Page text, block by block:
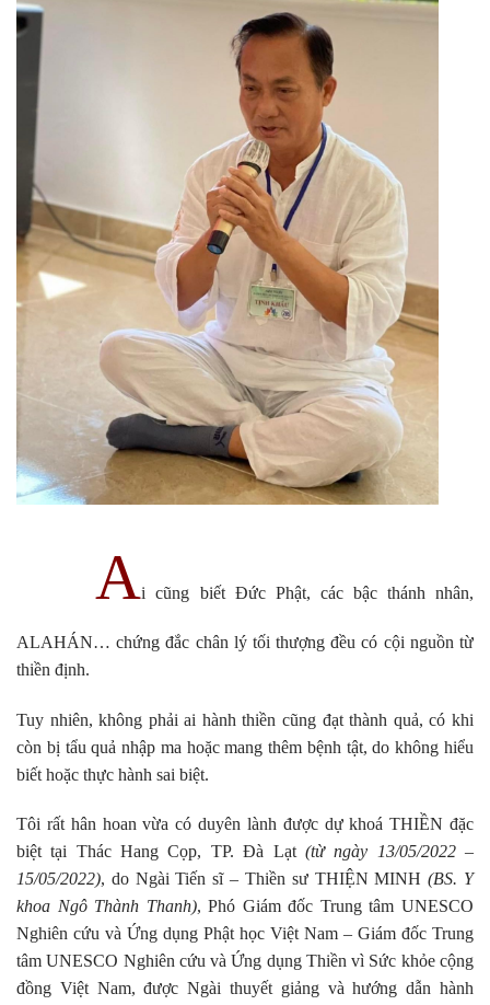
Ai cũng biết Đức Phật, các bậc thánh nhân,
ALAHÁN… chứng đắc chân lý tối thượng đều có cội nguồn từ
thiền định.
Tuy nhiên, không phải ai hành thiền cũng đạt thành quả, có khi
còn bị tẩu quả nhập ma hoặc mang thêm bệnh tật, do không hiểu
biết hoặc thực hành sai biệt.
Tôi rất hân hoan vừa có duyên lành được dự khoá THIỀN đặc
biệt tại Thác Hang Cọp, TP. Đà Lạt (từ ngày 13/05/2022 –
15/05/2022), do Ngài Tiến sĩ – Thiền sư THIỆN MINH(BS. Y
khoa Ngô Thành Thanh), Phó Giám đốc Trung tâm UNESCO
Nghiên cứu và Ứng dụng Phật học Việt Nam – Giám đốc Trung
tâm UNESCO Nghiên cứu và Ứng dụng Thiền vì Sức khỏe cộng
đồng Việt Nam, được Ngài thuyết giảng và hướng dẫn hành